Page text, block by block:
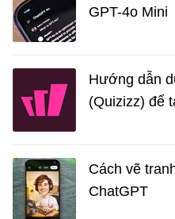
GPT-4o Mini
Hướng dẫn
(Quizizz) để
Cách vẽ
ChatGPT